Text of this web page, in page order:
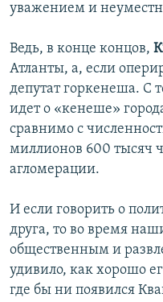
уважением и
Ведь, в конце концов,
Атланты, а, если
депутат горкенеша. С
идет о «кенеше»
сравнимо с
миллионов 600 тысяч
агломерации.
И если говорить о
друга, то во время
общественным и
удивило, как хорошо
где бы ни появился